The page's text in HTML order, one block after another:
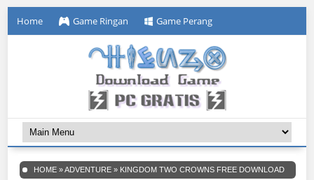
Home Game Ringan Game Perang
HOME »ADVENTURE » KINGDOM TWO CROWNS FREE DOWNLOAD